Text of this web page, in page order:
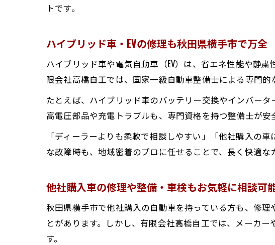
修理費用を抑
秋田県横
国家一級
電気自動
他社購入
自動ブレ
トです。
ハイブリッド車・EVの修理も秋田県横手市で万全
ハイブリッド車や電気自動車（EV）は、省エネ性能や静
限会社高橋自工では、国家一級自動車整備士による専門
たとえば、ハイブリッド車のバッテリー交換やインバー
高電圧部品や充電トラブルも、専門資格を持つ整備士が
「ディーラーよりも柔軟で相談しやすい」「他社購入の
な故障時も、地域密着のプロに任せることで、長く快適な
他社購入車の修理や整備・車検もお気軽に相談可
秋田県横手市で他社購入の自動車を持っている方も、修
とがあります。しかし、有限会社高橋自工では、メーカ
す。